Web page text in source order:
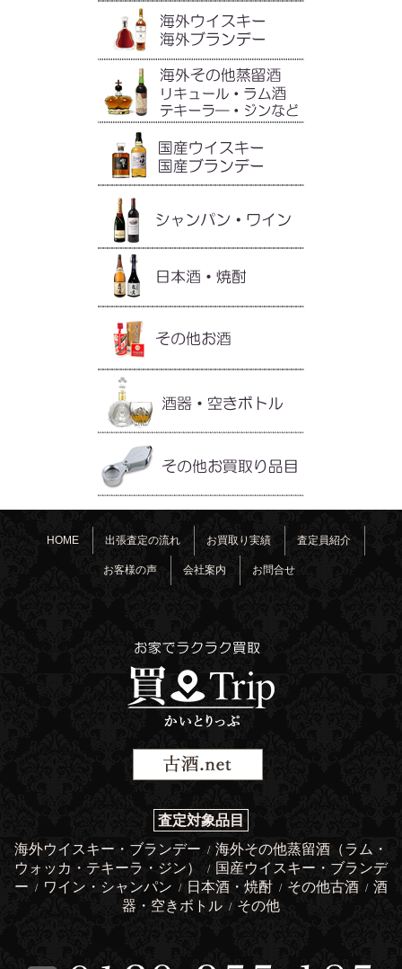
HOME 出張査定の流れ お買取り実績 査定員紹介
お客様の声 会社案内 お問合せ
査定対象品目
海外ウイスキー・ブランデー / 海外その他蒸留酒（ラム・
ウォッカ・テキーラ・ジン）
/ 国産ウイスキー・ブランデ
ー / ワイン・シャンパン / 日本酒・焼酎 / その他古酒 / 酒
器・空きボトル / その他